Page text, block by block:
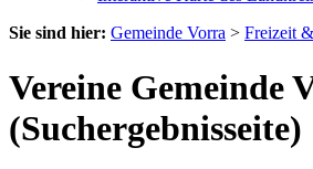
Sie sind hier: Gemeinde Vorra > Freizeit
Vereine Gemeinde
(Suchergebnisseite)